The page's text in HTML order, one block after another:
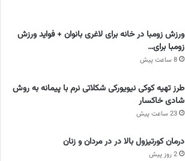
ورزش زومبا در خانه برای لاغری بانوان + فواید ورزش
زومبا برای…
8 ساعت پیش
طرز تهیه کوکی نیویورکی شکلاتی نرم با پیمانه به روش
شادی خاکسار
23 ساعت پیش
درمان کورتیزول بالا در در مردان و زنان
2 روز پیش